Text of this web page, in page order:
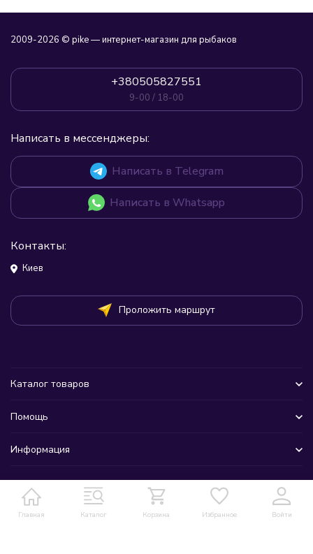
Главная Каталог Корзина Избранное Войти
2009-2026 © pike — интернет-магазин для рыбаков
+380505827551
9-00 / 18-00
Написать в мессенджеры:
Написать в Telegram
Написать в Whatsapp
Контакты:
Киев
Проложить маршрут
Каталог товаров
Помощь
Информация